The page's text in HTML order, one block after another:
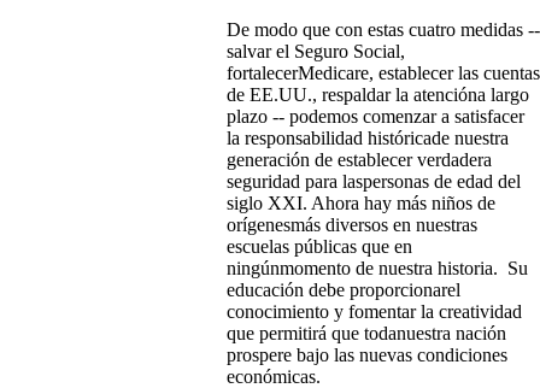
De modo que con estas cuatro medidas --
salvar el Seguro Social,
fortalecerMedicare, establecer las cuentas
de EE.UU., respaldar la atencióna largo
plazo -- podemos comenzar a satisfacer
la responsabilidad históricade nuestra
generación de establecer verdadera
seguridad para laspersonas de edad del
siglo XXI. Ahora hay más niños de
orígenesmás diversos en nuestras
escuelas públicas que en
ningúnmomento de nuestra historia. Su
educación debe proporcionarel
conocimiento y fomentar la creatividad
que permitirá que todanuestra nación
prospere bajo las nuevas condiciones
económicas.